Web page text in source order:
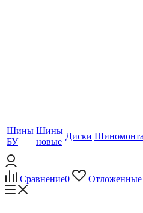
Шины
БУ
Шины
новые
Диски
Сравнение0 Отложенные